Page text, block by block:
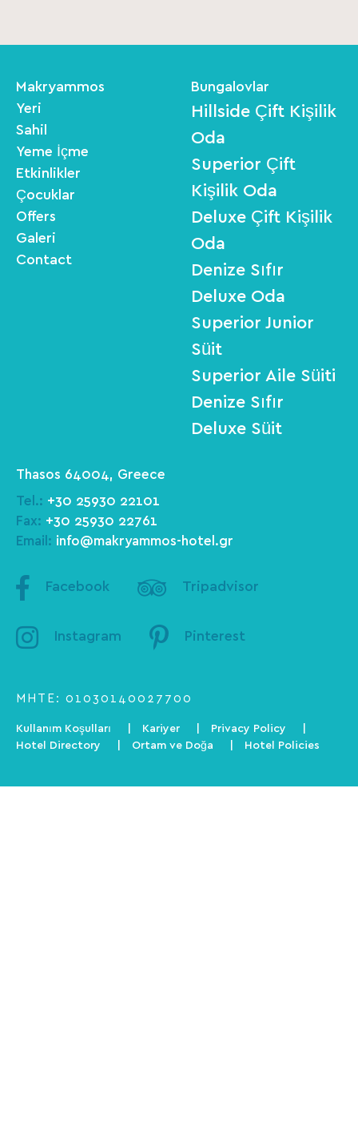
Makryammos
Yeri
Sahil
Yeme İçme
Etkinlikler
Çocuklar
Offers
Galeri
Contact
Bungalovlar
Hillside Çift Kişilik
Oda
Superior Çift
Kişilik Oda
Deluxe Çift Kişilik
Oda
Denize Sıfır
Deluxe Oda
Superior Junior
Süit
Superior Aile Süiti
Denize Sıfır
Deluxe Süit
Thasos 64004, Greece
Tel.: +30 25930 22101
Fax: +30 25930 22761
Email: info@makryammos-hotel.gr
Facebook Tripadvisor
Instagram Pinterest
ΜΗΤΕ: 01030140027700
Kullanım Koşulları Kariyer
Privacy Policy
Hotel Directory
Ortam ve Doğa Hotel Policies